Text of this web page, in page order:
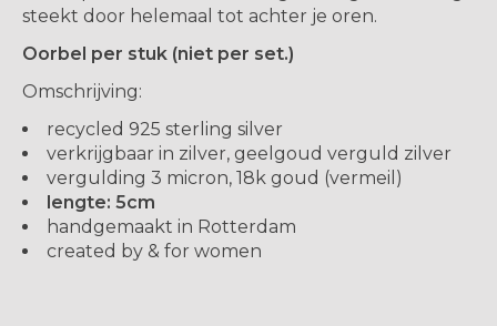
steekt door helemaal tot achter je oren.
Oorbel per stuk (niet per set.)
Omschrijving:
recycled 925 sterling silver
verkrijgbaar in zilver, geelgoud verguld zilver
vergulding 3 micron, 18k goud (vermeil)
lengte: 5cm
handgemaakt in Rotterdam
created by & for women